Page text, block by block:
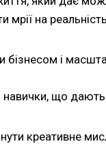
мрії на
бізнесом і
що дають
креативне